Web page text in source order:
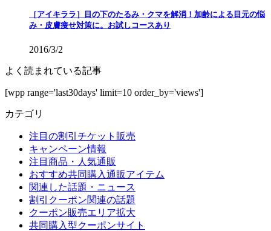
［アイキララ］目の下のたるみ・クマを解消！加齢による目元の悩
み・皮膚痩せ対策に。お試しコースあり
2016/3/2
よく読まれている記事
[wpp range='last30days' limit=10 order_by='views']
カテゴリ
注目の割引チケット販売
キャンペーン情報
注目商品・人気通販
おすすめ共同購入通販アイテム
関連した話題・ニュース
割引クーポン関連の話題
クーポン販売エリア拡大
共同購入型クーポンサイト